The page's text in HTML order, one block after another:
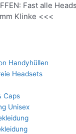
Fast alle
Klinke <<<
Handyhüllen
Headsets
Caps
Unisex